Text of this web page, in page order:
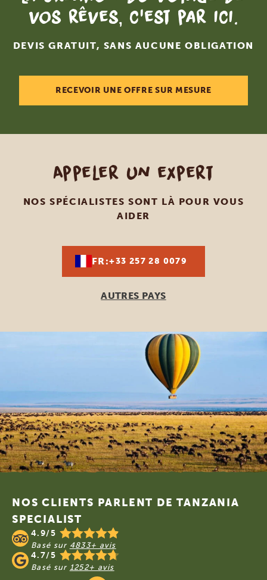
vos rêves, c'est par ici.
DEVIS GRATUIT, SANS AUCUNE OBLIGATION
RECEVOIR UNE OFFRE SUR MESURE
Appeler un expert
NOS SPÉCIALISTES SONT LÀ POUR VOUS
AIDER
FR:+33 257 28 0079
AUTRES PAYS
Footer
NOS CLIENTS PARLENT DE TANZANIA
SPECIALIST
4.9/5
Basé sur 4833+ avis
4.7/5
Basé sur 1252+ avis